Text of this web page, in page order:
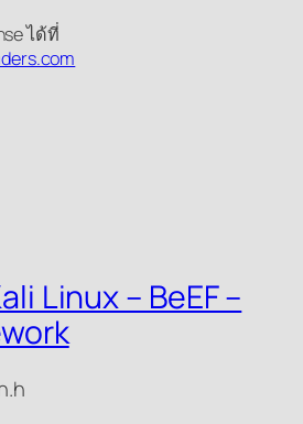
ได้ที่
Linux – BeEF –